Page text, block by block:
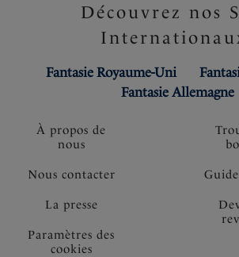
À propos de
nous
Nous contacter
La presse
Paramètres des
cookies
Découvrez nos
Fantasie Royaume-Uni
Fantasie Allemagne